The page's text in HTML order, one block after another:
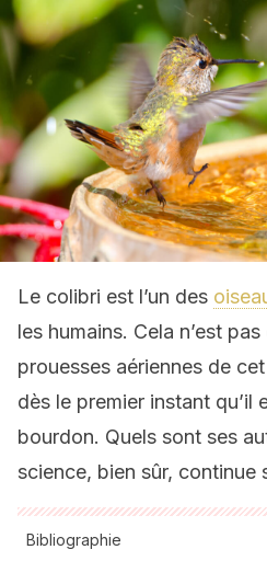
Le colibri est l’un des
les humains. Cela n’est
prouesses aériennes de
dès le premier instant qu’il
bourdon. Quels sont ses
science, bien sûr, continue
Bibliographie